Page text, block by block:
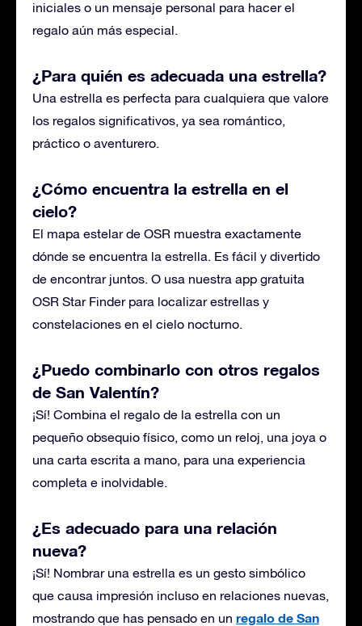
iniciales o un mensaje personal para hacer el
regalo aún más especial.
¿Para quién es adecuada una estrella?
Una estrella es perfecta para cualquiera que valore
los regalos significativos, ya sea romántico,
práctico o aventurero.
¿Cómo encuentra la estrella en el
cielo?
El mapa estelar de OSR muestra exactamente
dónde se encuentra la estrella. Es fácil y divertido
de encontrar juntos. O usa nuestra app gratuita
OSR Star Finder para localizar estrellas y
constelaciones en el cielo nocturno.
¿Puedo combinarlo con otros regalos
de San Valentín?
¡Sí! Combina el regalo de la estrella con un
pequeño obsequio físico, como un reloj, una joya o
una carta escrita a mano, para una experiencia
completa e inolvidable.
¿Es adecuado para una relación
nueva?
¡Sí! Nombrar una estrella es un gesto simbólico
que causa impresión incluso en relaciones nuevas,
mostrando que has pensado en un regalo de San